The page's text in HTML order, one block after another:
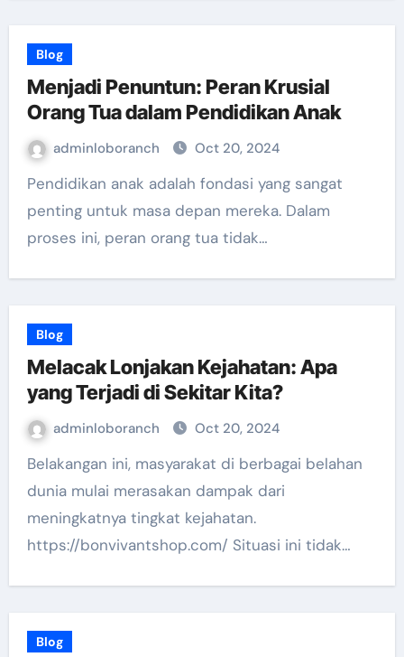
Blog
Menjadi Penuntun: Peran Krusial
Orang Tua dalam Pendidikan Anak
adminloboranch Oct 20, 2024
Pendidikan anak adalah fondasi yang sangat
penting untuk masa depan mereka. Dalam
proses ini, peran orang tua tidak…
Blog
Melacak Lonjakan Kejahatan: Apa
yang Terjadi di Sekitar Kita?
adminloboranch Oct 20, 2024
Belakangan ini, masyarakat di berbagai belahan
dunia mulai merasakan dampak dari
meningkatnya tingkat kejahatan.
https://bonvivantshop.com/ Situasi ini tidak…
Blog